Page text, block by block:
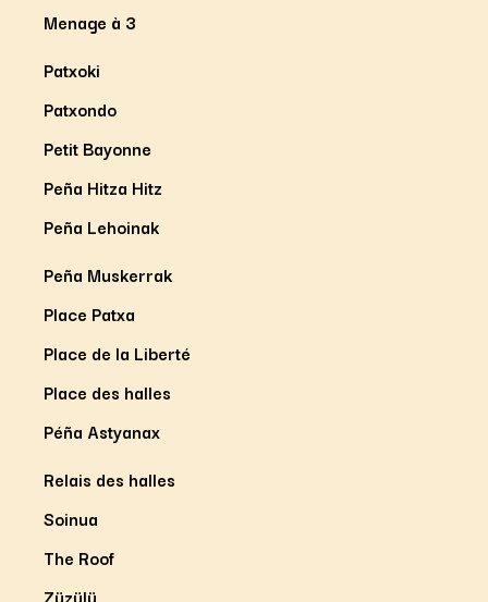
Menage à 3
Patxoki
Patxondo
Petit Bayonne
Peña Hitza Hitz
Peña Lehoinak
Peña Muskerrak
Place Patxa
Place de la Liberté
Place des halles
Péña Astyanax
Relais des halles
Soinua
The Roof
Züzülü